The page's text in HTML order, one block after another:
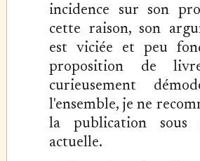
incidence sur son
cette raison, son
est viciée et peu
proposition de
curieusement
l'ensemble, je ne
la publication sous
actuelle.